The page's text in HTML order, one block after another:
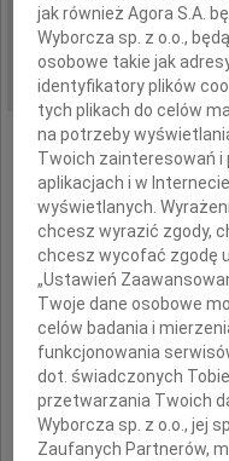
REGION:
DATA EMISJI:
jak również Agora S.A.
Wyborcza sp. z o.o.,
osobowe takie jak
identyfikatory plików
tych plikach do celów
na potrzeby
Twoich zainteresowań
aplikacjach i w
wyświetlanych.
chcesz wyrazić zgody,
chcesz wycofać zgodę
„Ustawień
Twoje dane osobowe
celów badania i
funkcjonowania
dot. świadczonych
przetwarzania Twoich
Wyborcza sp. z o.o., jej
Zaufanych Partnerów,